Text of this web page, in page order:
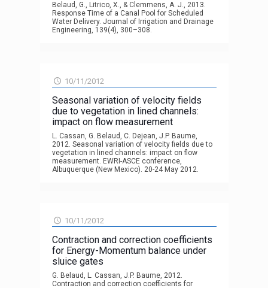
Belaud, G., Litrico, X., & Clemmens, A. J., 2013.
Response Time of a Canal Pool for Scheduled
Water Delivery. Journal of Irrigation and Drainage
Engineering, 139(4), 300–308.
10/11/2012
Seasonal variation of velocity fields
due to vegetation in lined channels:
impact on flow measurement
L. Cassan, G. Belaud, C. Dejean, J.P. Baume,
2012. Seasonal variation of velocity fields due to
vegetation in lined channels: impact on flow
measurement. EWRI-ASCE conference,
Albuquerque (New Mexico). 20-24 May 2012.
10/11/2012
Contraction and correction coefficients
for Energy-Momentum balance under
sluice gates
G. Belaud, L. Cassan, J.P. Baume, 2012.
Contraction and correction coefficients for